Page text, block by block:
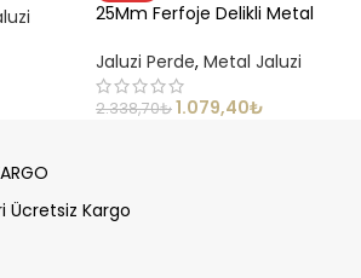
25Mm Ferfoje Delikli Metal
Jaluzi Perde, Metal Jaluzi
2.338,70₺1.079,40₺
Ücretsiz Kargo